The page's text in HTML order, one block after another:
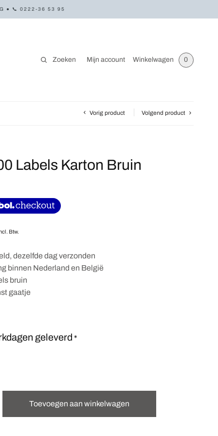
● 📞 0222-36 53 95
Zoeken Mijn account Winkelwagen 0
Vorig product Volgend product
Labels Karton Bruin
Btw.
dezelfde dag verzonden
binnen Nederland en België
bruin
gaatje
geleverd *
Toevoegen aan winkelwagen